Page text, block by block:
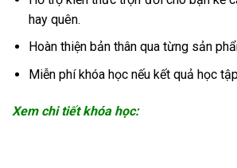
hay quên.
Hoàn thiện bản thân qua từng sản
Miễn phí khóa học nếu kết quả học
Xem chi tiết khóa học: